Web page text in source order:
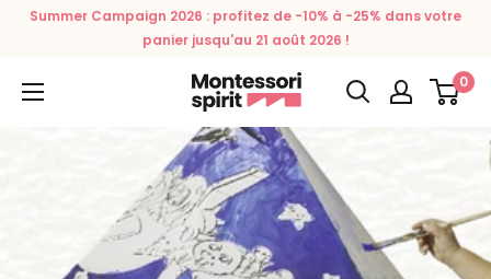
PasserSummer Campaign 2026 : profitez de -10% à -25% dans votre
panier jusqu'au 21 août 2026 !
Montessori
Spirit
0